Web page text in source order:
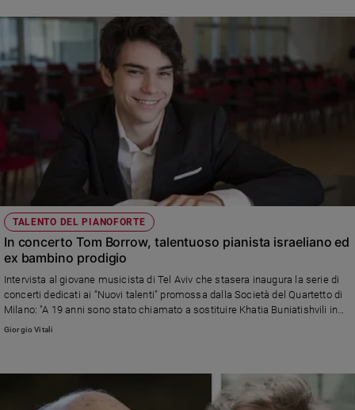
TALENTO DEL PIANOFORTE
In concerto Tom Borrow, talentuoso pianista israeliano ed
ex bambino prodigio
Intervista al giovane musicista di Tel Aviv che stasera inaugura la serie di
concerti dedicati ai “Nuovi talenti" promossa dalla Società del Quartetto di
Milano: "A 19 anni sono stato chiamato a sostituire Khatia Buniatishvili in
una serie di 13 concerti con l'Orchestra Filarmonica di Israele. Poi i dischi
Giorgio Vitali